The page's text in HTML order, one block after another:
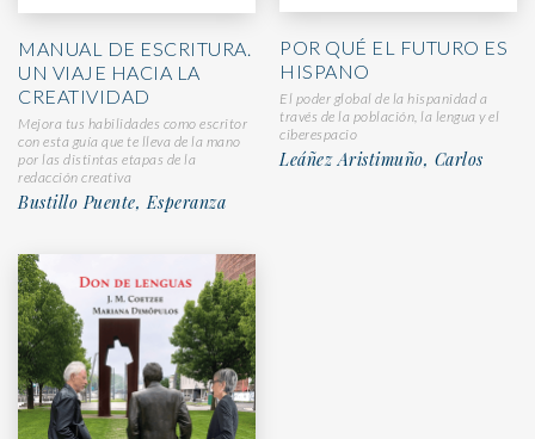
MANUAL DE ESCRITURA.
UN VIAJE HACIA LA
CREATIVIDAD
Mejora tus habilidades como escritor
con esta guía que te lleva de la mano
por las distintas etapas de la
redacción creativa
Bustillo Puente, Esperanza
POR QUÉ EL FUTURO ES
HISPANO
El poder global de la hispanidad a
través de la población, la lengua y el
ciberespacio
Leáñez Aristimuño, Carlos